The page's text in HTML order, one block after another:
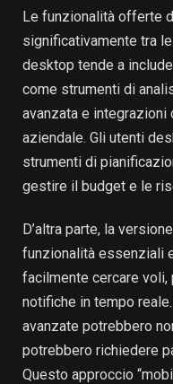
Le funzionalità offerte
significativamente tra
desktop tende a
come strumenti di
avanzata e
aziendale. Gli utenti
strumenti di
gestire il budget e le
D’altra parte, la
funzionalità essenziali
facilmente cercare
notifiche in tempo
avanzate potrebbero
potrebbero richiedere
Questo approccio